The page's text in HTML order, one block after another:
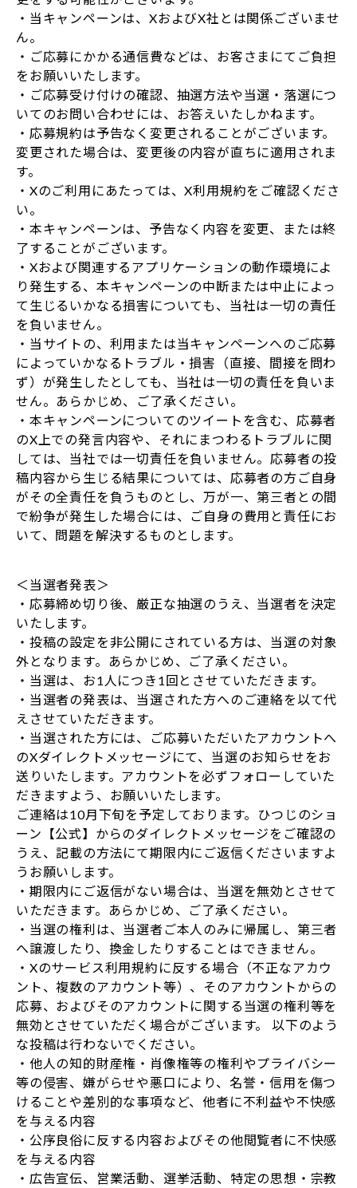
・当キャンペーンは、XおよびX社とは関係ございませ
ん。
・ご応募にかかる通信費などは、お客さまにてご負担
をお願いいたします。
・ご応募受け付けの確認、抽選方法や当選・落選につ
いてのお問い合わせには、お答えいたしかねます。
・応募規約は予告なく変更されることがございます。
変更された場合は、変更後の内容が直ちに適用されま
す。
・Xのご利用にあたっては、X利用規約をご確認くださ
い。
・本キャンペーンは、予告なく内容を変更、または終
了することがございます。
・Xおよび関連するアプリケーションの動作環境によ
り発生する、本キャンペーンの中断または中止によっ
て生じるいかなる損害についても、当社は一切の責任
を負いません。
・当サイトの、利用または当キャンペーンへのご応募
によっていかなるトラブル・損害（直接、間接を問わ
ず）が発生したとしても、当社は一切の責任を負いま
せん。あらかじめ、ご了承ください。
・本キャンペーンについてのツイートを含む、応募者
のX上での発言内容や、それにまつわるトラブルに関
しては、当社では一切責任を負いません。応募者の投
稿内容から生じる結果については、応募者の方ご自身
がその全責任を負うものとし、万が一、第三者との間
で紛争が発生した場合には、ご自身の費用と責任にお
いて、問題を解決するものとします。
＜当選者発表＞
・応募締め切り後、厳正な抽選のうえ、当選者を決定
いたします。
・投稿の設定を非公開にされている方は、当選の対象
外となります。あらかじめ、ご了承ください。
・当選は、お1人につき1回とさせていただきます。
・当選者の発表は、当選された方へのご連絡を以て代
えさせていただきます。
・当選された方には、ご応募いただいたアカウントへ
のXダイレクトメッセージにて、当選のお知らせをお
送りいたします。アカウントを必ずフォローしていた
だきますよう、お願いいたします。
ご連絡は10月下旬を予定しております。ひつじのショ
ーン【公式】からのダイレクトメッセージをご確認の
うえ、記載の方法にて期限内にご返信くださいますよ
うお願いします。
・期限内にご返信がない場合は、当選を無効とさせて
いただきます。あらかじめ、ご了承ください。
・当選の権利は、当選者ご本人のみに帰属し、第三者
へ譲渡したり、換金したりすることはできません。
・Xのサービス利用規約に反する場合（不正なアカウ
ント、複数のアカウント等）、そのアカウントからの
応募、およびそのアカウントに関する当選の権利等を
無効とさせていただく場合がございます。 以下のよう
な投稿は行わないでください。
・他人の知的財産権・肖像権等の権利やプライバシー
等の侵害、嫌がらせや悪口により、名誉・信用を傷つ
けることや差別的な事項など、他者に不利益や不快感
を与える内容
・公序良俗に反する内容およびその他閲覧者に不快感
を与える内容
・広告宣伝、営業活動、選挙活動、特定の思想・宗教